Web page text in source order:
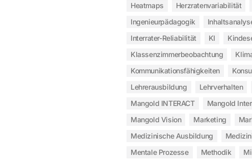
Heatmaps
Herzratenvariabilität
Ingenieurpädagogik
Interrater-Reliabilität
KI
Klassenzimmerbeobachtung
Kommunikationsfähigkeiten
Lehrerausbildung
Lehrverhalten
Mangold INTERACT
Mangold
Mangold Vision
Marketing
Medizinische Ausbildung
Mentale Prozesse
Methodik